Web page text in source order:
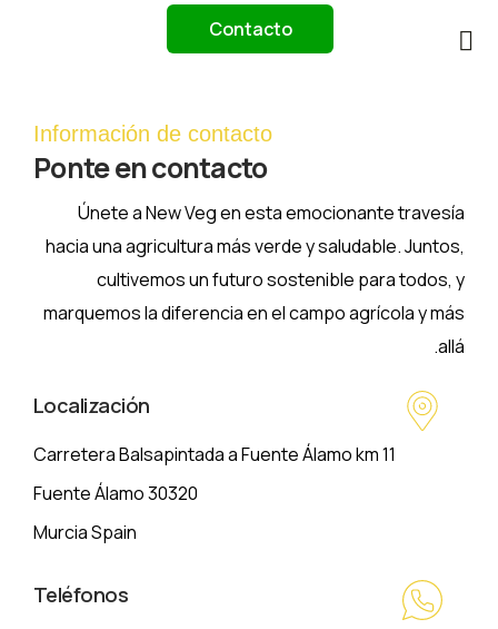
Contacto
Información de contacto
Ponte en contacto
Únete a New Veg en esta emocionante
hacia una agricultura más verde y saludable.
cultivemos un futuro sostenible para
marquemos la diferencia en el campo agrícola
Localización
Carretera Balsapintada a Fuente Álamo km 11
Murcia Spain
Teléfonos